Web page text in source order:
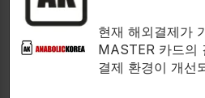
Flexible Work
Choose remote, hybrid, or in-
현재 해외결제가
MASTER 카드의
결제 환경이 개선